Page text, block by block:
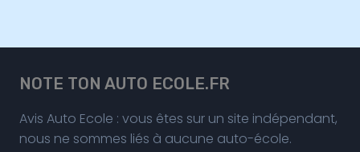
NOTE TON AUTO ECOLE.FR
Avis Auto Ecole : vous êtes sur un site indépendant,
nous ne sommes liés à aucune auto-école.